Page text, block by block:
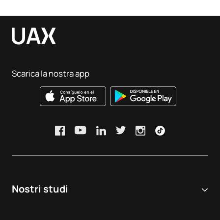
Nostri studi
Scarica la nostra app